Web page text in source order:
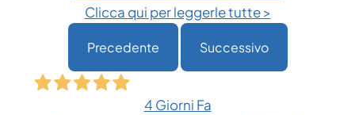
Clicca qui per leggerle tutte >
Precedente Successivo
4 Giorni Fa